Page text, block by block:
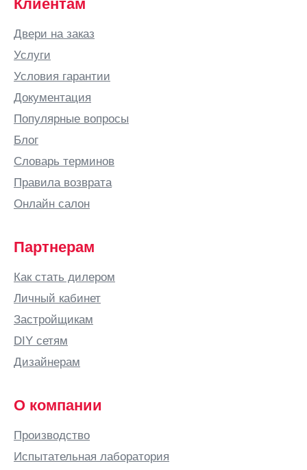
Клиентам
Двери на заказ
Услуги
Условия гарантии
Документация
Популярные вопросы
Блог
Словарь терминов
Правила возврата
Онлайн салон
Партнерам
Как стать дилером
Личный кабинет
Застройщикам
DIY сетям
Дизайнерам
О компании
Производство
Испытательная лаборатория